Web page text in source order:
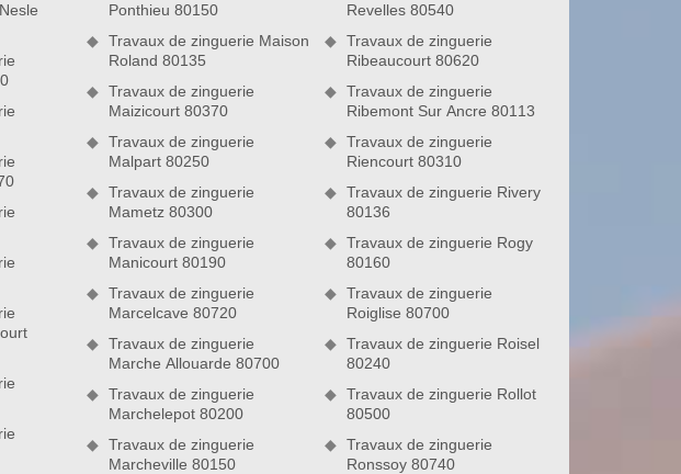
assurer des
et permettre
aider à choisir le
aux normes
de votre
Ponthieu 80150
Travaux de zinguerie Maison
Roland 80135
Travaux de zinguerie
Maizicourt 80370
Travaux de zinguerie
Malpart 80250
Travaux de zinguerie
Mametz 80300
Travaux de zinguerie
Manicourt 80190
Travaux de zinguerie
Marcelcave 80720
Travaux de zinguerie
Marche Allouarde 80700
Travaux de zinguerie
Marchelepot 80200
Travaux de zinguerie
Marcheville 80150
Revelles 80540
Travaux de zinguerie
Ribeaucourt 80620
Travaux de zinguerie
Ribemont Sur Ancre 80113
Travaux de zinguerie
Riencourt 80310
Travaux de zinguerie Rivery
80136
Travaux de zinguerie Rogy
80160
Travaux de zinguerie
Roiglise 80700
Travaux de zinguerie Roisel
80240
Travaux de zinguerie Rollot
80500
Travaux de zinguerie
Ronssoy 80740